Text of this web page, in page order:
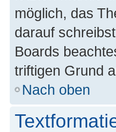
möglich, das
darauf
Boards
triftigen Grund
Nach oben